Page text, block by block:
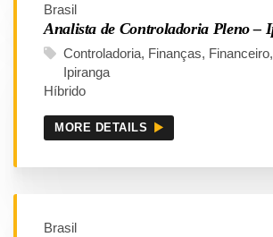
Analista de Controladoria Pleno –
Controladoria Finanças Financeiro
Brasil
Ipiranga
Híbrido
MORE DETAILS
Brasil